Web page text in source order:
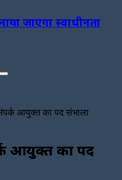
जाएगा स्वाधीनता
Search
आयुक्त का पद संभाला
आयुक्त का पद